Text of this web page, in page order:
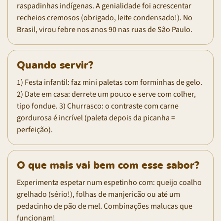
raspadinhas indígenas. A genialidade foi acrescentar
recheios cremosos (obrigado, leite condensado!). No
Brasil, virou febre nos anos 90 nas ruas de São Paulo.
Quando servir?
1) Festa infantil: faz mini paletas com forminhas de gelo.
2) Date em casa: derrete um pouco e serve com colher,
tipo fondue. 3) Churrasco: o contraste com carne
gordurosa é incrível (paleta depois da picanha =
perfeição).
O que mais vai bem com esse sabor?
Experimenta espetar num espetinho com: queijo coalho
grelhado (sério!), folhas de manjericão ou até um
pedacinho de pão de mel. Combinações malucas que
funcionam!